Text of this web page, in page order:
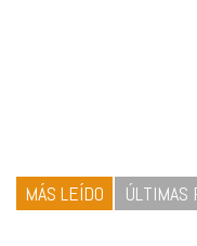
MÁS LEÍDO ÚLTIMAS